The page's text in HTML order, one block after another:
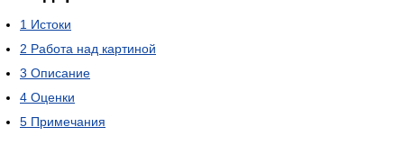
1 Истоки
2 Работа над картиной
3 Описание
4 Оценки
5 Примечания